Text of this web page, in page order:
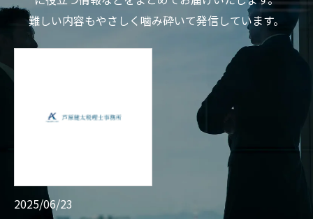
難しい内容もやさしく噛み砕いて発信しています。
2025/06/23
お気軽にご相談ください